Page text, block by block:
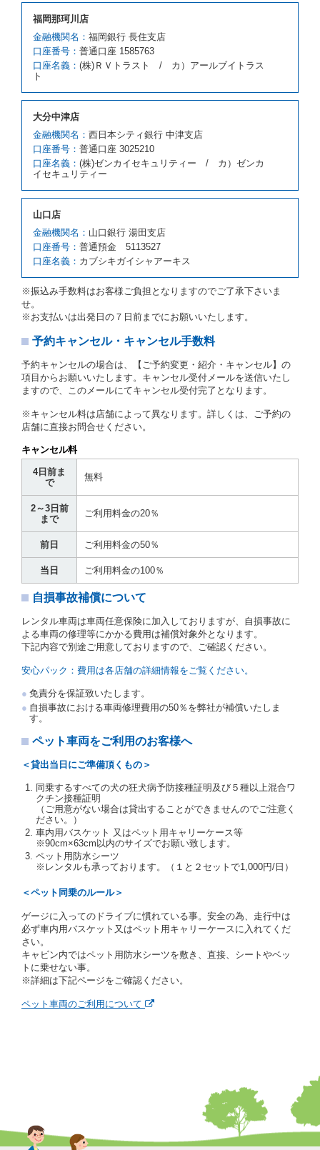
借受人が前項の申入れを承諾したときは、当社は車種
クラスを除き予約時と同一の借受条件でレンタカー提
携先の代替レンタカーを貸し渡すものとします。な
お、代替レンタカーの貸渡料金が予約された車種クラ
スの貸渡料金より高くなるときは、予約した車種クラ
スの貸渡料金によるものとし、予約された車種クラス
の車種クラスの貸渡料金によるものとします。
借受人は、第１項の代替レンタカーの貸渡しの申入れ
を拒絶し、予約を取り消すことができるものとしま
す。
前項の場合、第１項の貸渡しをすることができない原
因が、当社の責に帰する事由によるときには第４条第
４項の予約の取消しとして取り扱い、当社は受領済の
予約申込金を返還するものとします。
原因が、当社の責に帰さない事由による時には第４条
第５項の予約の取消しとして取り扱い、当社は受領済
の予約申込金を返還するものとします。
第６条（免責）
が締結されなかったことについて、第４条及び第５条
とします。
第３章／貸 渡 し
第７条（貸渡契約の締結）
借受人は第２条第１項に定める借受条件を明示し、当
貸渡契約を締結するものとします。ただし、貸し渡す
ことができるレンタカーがない場合又は借受人若しく
は運転者が第８条第１項若しくは第２項各号のいずれ
かに該当する場合を除きます。
貸渡契約を締結した場合、借受人は当社に第１0条第
１項に定める貸渡料金を支払うものとします。
運転者の義務と定められた事項を遵守するものとしま
す。
当社は、監督官庁の基本通達（注１）に基づき、貸渡
運転者の氏名、住所、運転免許の種類及び運転免許証
写しを添付するため、貸渡契約の締結にあたり、借受
人に対し、借受人の指定する運転者（以下「運転者」
といいます。）の運転免許証の提示を求めるほか、そ
の写しの提出を求めることがあります。この場合、借
受人は、自己が運転者であるときは自己の運転免許証
の運転免許証を提示するものとします。
交通局長通達「レンタカーに関する基本通達」（自
旅第138号 平成7年6月13日）の２．(10)及び(11)の
注２）運転免許証とは、道路交通法第９２条に規定
される運転免許証のうち、道路交通法施行規則第１
９条別記様式第１４の書式の運転免許証をいいま
す。
当社は、貸渡契約の締結にあたり、借受人及び運転者
に対し、運転免許証のほかに本人確認ができる書類の
提示を求め、及び提出された書類の写しをとることが
あります。
当社は、貸渡契約の締結にあたり、借受期間中に借受
人及び運転者と連絡するための携帯電話番号等の告知
を求めます。
レジットカード若しくは現金による支払いを求め、又
借受人は契約後の借受期間の延長はできないものとし
ます。
当社は、借受人又は運転者が前3項に従わない場合
は、貸渡契約の締結を拒絶するとともに、予約を取消
すことができるものとします。なお、この場合の予約
申込金等の扱いについては、第4条第5項を適用するも
のとします。
有していないとき、又は運転免許証の提示をせず、
もしくは当社が求めたにもかかわらず、その運転者
の運転免許証の写しの提出に同意しないとき。 ②
酒気を帯びていると認められるとき。
③ 麻薬、覚せい剤、シンナー、危険ドラッグ等によ
福岡那珂川店
金融機関名： 福岡銀行 長住支店
口座番号： 普通口座 1585763
口座名義： (株)ＲＶトラスト / カ）アールブイトラス
ト
大分中津店
金融機関名： 西日本シティ銀行 中津支店
口座番号： 普通口座 3025210
口座名義： (株)ゼンカイセキュリティー / カ）ゼンカ
イセキュリティー
山口店
金融機関名： 山口銀行 湯田支店
口座番号： 普通預金 5113527
口座名義： カブシキガイシャアーキス
※振込み手数料はお客様ご負担となりますのでご了承下さいま
せ。
※お支払いは出発日の７日前までにお願いいたします。
予約キャンセル・キャンセル手数料
予約キャンセルの場合は、【ご予約変更・紹介・キャンセル】の
項目からお願いいたします。キャンセル受付メールを送信いたし
ますので、このメールにてキャンセル受付完了となります。
※キャンセル料は店舗によって異なります。詳しくは、ご予約の
店舗に直接お問合せください。
キャンセル料
4日前ま
で
無料
2～3日前
まで
ご利用料金の20％
前日 ご利用料金の50％
当日 ご利用料金の100％
自損事故補償について
レンタル車両は車両任意保険に加入しておりますが、自損事故に
よる車両の修理等にかかる費用は補償対象外となります。
下記内容で別途ご用意しておりますので、ご確認ください。
安心パック：費用は各店舗の詳細情報をご覧ください。
免責分を保証致いたします。
自損事故における車両修理費用の50％を弊社が補償いたしま
す。
ペット車両をご利用のお客様へ
＜貸出当日にご準備頂くもの＞
同乗するすべての犬の狂犬病予防接種証明及び５種以上混合ワ
クチン接種証明
（ご用意がない場合は貸出することができませんのでご注意く
ださい。）
車内用バスケット 又はペット用キャリーケース等
※90cm×63cm以内のサイズでお願い致します。
ペット用防水シーツ
※レンタルも承っております。（１と２セットで1,000円/日）
＜ペット同乗のルール＞
ゲージに入ってのドライブに慣れている事。安全の為、走行中は
必ず車内用バスケット又はペット用キャリーケースに入れてくだ
さい。
キャビン内ではペット用防水シーツを敷き、直接、シートやベッ
トに乗せない事。
※詳細は下記ページをご確認ください。
ペット車両のご利用について